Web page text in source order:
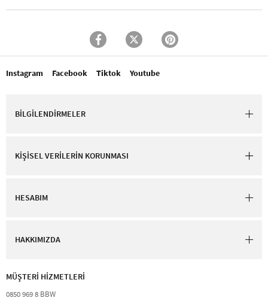
Instagram Facebook Tiktok Youtube
BİLGİLENDİRMELER
KİŞİSEL VERİLERİN KORUNMASI
HESABIM
HAKKIMIZDA
MÜŞTERİ HİZMETLERİ​
0850 969 8 BBW​